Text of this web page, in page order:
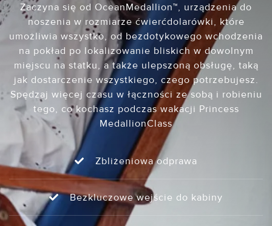
Zaczyna się od OceanMedallion™, urządzenia do
noszenia w rozmiarze ćwierćdolarówki, które
umożliwia wszystko, od bezdotykowego wchodzenia
na pokład po lokalizowanie bliskich w dowolnym
miejscu na statku, a także ulepszoną obsługę, taką
jak dostarczenie wszystkiego, czego potrzebujesz.
Spędzaj więcej czasu w łączności ze sobą i robieniu
tego, co kochasz podczas wakacji Princess
MedallionClass
Zbliżeniowa odprawa
Bezkluczowe wejście do kabiny